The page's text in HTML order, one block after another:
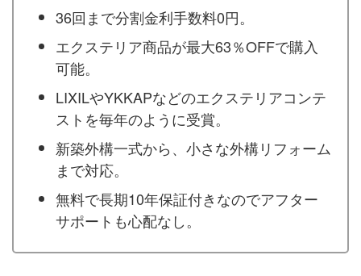
36回まで分割金利手数料0円。
エクステリア商品が最大63％OFFで購入
可能。
LIXILやYKKAPなどのエクステリアコンテ
ストを毎年のように受賞。
新築外構一式から、小さな外構リフォーム
まで対応。
無料で長期10年保証付きなのでアフター
サポートも心配なし。